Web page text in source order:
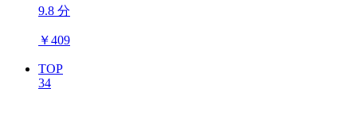
9.8 分
￥409
TOP
34